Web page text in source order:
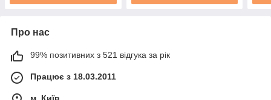
Про нас
99% позитивних з 521 відгука за рік
Працює з 18.03.2011